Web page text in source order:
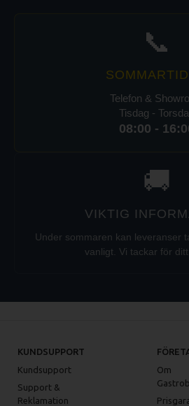
📞
Telefon &
Tisdag -
08:00 -
🚚
VIKTIG
Under sommaren kan leveranser
vanligt. Vi tackar för
KUNDSUPPORT
Kundsupport
Support &
Reklamation
Om